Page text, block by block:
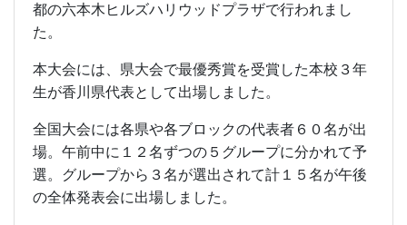
都の六本木ヒルズハリウッドプラザで行われまし
た。
本大会には、県大会で最優秀賞を受賞した本校３年
生が香川県代表として出場しました。
全国大会には各県や各ブロックの代表者６０名が出
場。午前中に１２名ずつの５グループに分かれて予
選。グループから３名が選出されて計１５名が午後
の全体発表会に出場しました。